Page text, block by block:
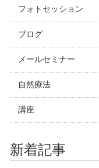
フォトセッション
ブログ
メールセミナー
自然療法
講座
新着記事